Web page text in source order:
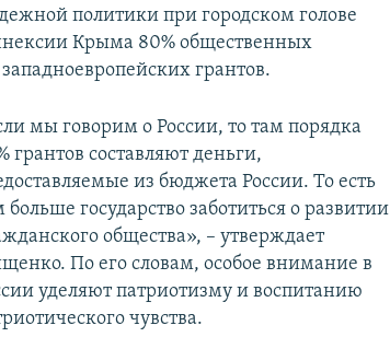
политики при городском голове
Крыма 80% общественных
грантов.
мы говорим о России, то там порядка
грантов составляют деньги,
из бюджета России. То есть
больше государство заботиться о развитии
общества», – утверждает
По его словам, особое внимание в
уделяют патриотизму и воспитанию
чувства.